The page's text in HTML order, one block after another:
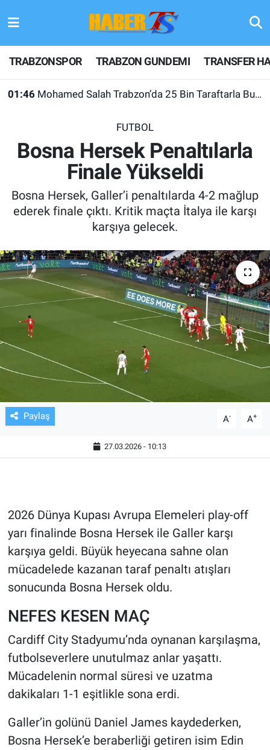
TRABZONSPOR TRABZON GUNDEMI TRANSFER
01:46 Mohamed Salah Trabzon’da 25 Bin Taraftarla Buluştu
FUTBOL
Bosna Hersek Penaltılarla
Finale Yükseldi
Bosna Hersek, Galler’i penaltılarda 4-2 mağlup
ederek finale çıktı. Kritik maçta İtalya ile karşı
karşıya gelecek.
Paylaş A- A+
27.03.2026 - 10:13
2026 Dünya Kupası Avrupa Elemeleri play-off
yarı finalinde Bosna Hersek ile Galler karşı
karşıya geldi. Büyük heyecana sahne olan
mücadelede kazanan taraf penaltı atışları
sonucunda Bosna Hersek oldu.
NEFES KESEN MAÇ
Cardiff City Stadyumu’nda oynanan karşılaşma,
futbolseverlere unutulmaz anlar yaşattı.
Mücadelenin normal süresi ve uzatma
dakikaları 1-1 eşitlikle sona erdi.
Galler’in golünü Daniel James kaydederken,
Bosna Hersek’e beraberliği getiren isim Edin
TRABZONSPOR
TRABZON GUNDEMI
KULİS MEYDANI
1461 TRABZON
ALT LIGLER
TV VE SİNEMA
BASKETBOL
SAĞLIK
GENEL
KÜLTÜR SANAT
EĞİTİM
ÇEVRE
HABERDE İNSAN
MAGAZİN
Bilim, Teknoloji
Hava Durumu
Trafik Durumu
Son Dakika Haberleri
Haber Arşivi